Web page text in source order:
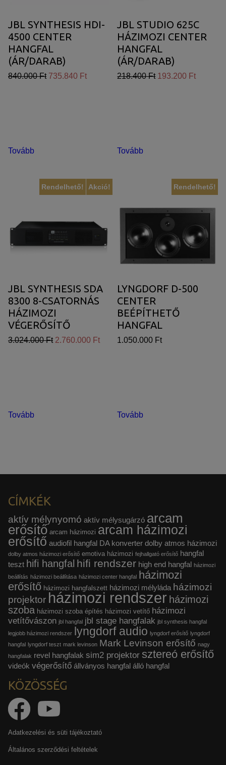
JBL SYNTHESIS HDI-
4500 CENTER
HANGFAL
(ÁR/DARAB)
840.000 Ft 735.840 Ft
Tovább
JBL STUDIO 625C
HÁZIMOZI CENTER
HANGFAL
(ÁR/DARAB)
218.400 Ft 193.200 Ft
Tovább
Akció!
Rendelhető!
JBL SYNTHESIS SDA
8300 8-CSATORNÁS
HÁZIMOZI
VÉGERŐSÍTŐ
3.024.000 Ft 2.760.000 Ft
Tovább
Rendelhető!
LYNGDORF D-500
CENTER
BEÉPÍTHETŐ
HANGFAL
1.050.000 Ft
Tovább
CÍMKÉK
aktív mélynyomó aktív mélysugárzó arcam
erősítő arcam házimozi arcam házimozi
erősítő audiofil hangfal DA konverter dolby atmos házimozi
dolby atmos házimozi erősítő emotiva házimozi fejhallgató erősítő hangfal
teszt hifi hangfal hifi rendszer high end hangfal
házimozi
beállítás házimozi beállítása házimozi center hangfal
házimozi
erősítő házimozi hangfalszett házimozi mélyláda házimozi
projektor házimozi rendszer házimozi
szoba házimozi szoba építés házimozi vetítő házimozi
vetítővászon jbl hangfal jbl stage hangfalak jbl synthesis hangfal
legjobb házimozi rendszer
lyngdorf audio lyngdorf erősítő lyngdorf
hangfal
lyngdorf teszt mark levinson Mark Levinson erősítő nagy
hangfalak revel hangfalak sim2 projektor sztereó erősítő
videók végerősítő állványos hangfal álló hangfal
KÖZÖSSÉG
Adatkezelési és süti tájékoztató
Általános szerződési feltételek